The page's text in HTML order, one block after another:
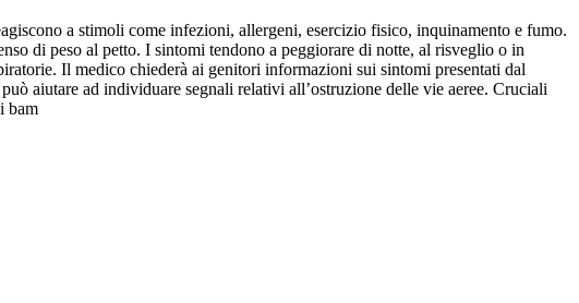
a stimoli come infezioni, allergeni, esercizio fisico, inquinamento e fumo.
di peso al petto. I sintomi tendono a peggiorare di notte, al risveglio o in
Il medico chiederà ai genitori informazioni sui sintomi presentati dal
aiutare ad individuare segnali relativi all’ostruzione delle vie aeree. Cruciali
bam